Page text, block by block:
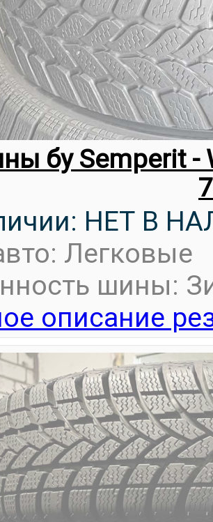
бу Semperit -
НЕТ В
Легковые
шины:
описание